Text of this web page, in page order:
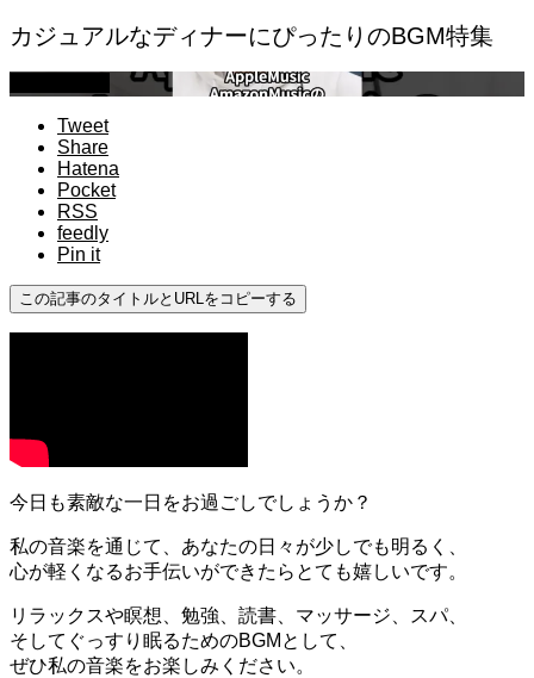
カジュアルなディナーにぴったりのBGM特集
Tweet
Share
Hatena
Pocket
RSS
feedly
Pin it
この記事のタイトルとURLをコピーする
今日も素敵な一日をお過ごしでしょうか？
私の音楽を通じて、あなたの日々が少しでも明るく、
心が軽くなるお手伝いができたらとても嬉しいです。
リラックスや瞑想、勉強、読書、マッサージ、スパ、
そしてぐっすり眠るためのBGMとして、
ぜひ私の音楽をお楽しみください。